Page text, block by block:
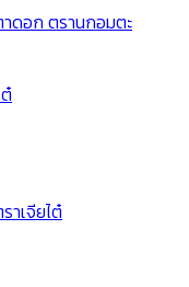
ดอก ตรานกอมตะ
าเจียไต๋